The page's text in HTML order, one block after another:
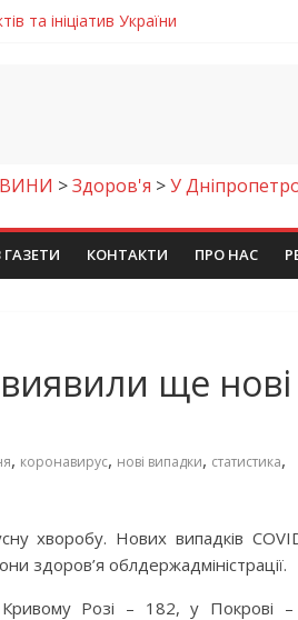
здоров’я
екосистемах
та ініціатив України
>Здоров'я >У
ГАЗЕТИ КОНТАКТИ ПРО НАС
ще нові
, коронавирус, нові випадки, статистика,
хворобу. Нових випадків
здоров’я облдержадміністрації.
Кривому Розі – 182, у Покрові